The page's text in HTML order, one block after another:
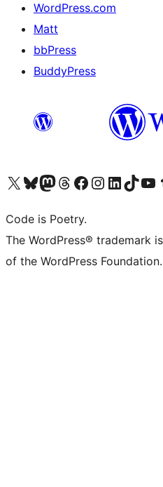
WordPress.com
Matt
bbPress
BuddyPress
Navštivte náš účet na X (dříve Twitter)
Navštivte náš Bluesky účetNavštivte náš účet Mastodon
Navštivte náš Threads účetNavštivte naši stránku na Facebooku
Navštivte náš Instagram účetNavštivte náš LinkedIn účetNavštivte náš TikTok účet
Navštivte náš
Code is Poetry.
The WordPress® trademark
of the WordPress Foundation.